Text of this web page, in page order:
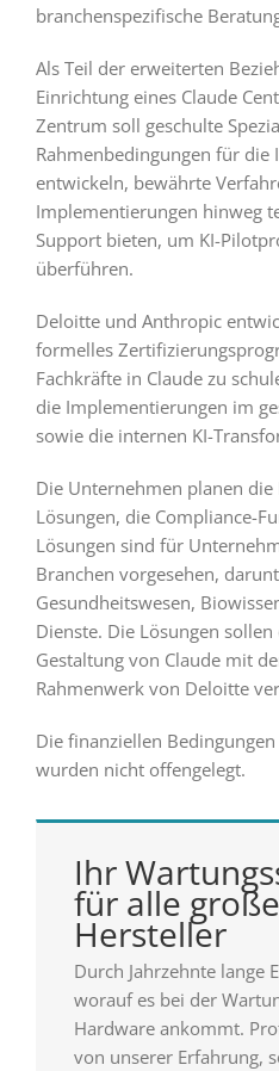
branchenspezifische
Als Teil der erweiterten
Einrichtung eines Claude
Zentrum soll geschulte
Rahmenbedingungen für
entwickeln, bewährte
Implementierungen hinweg
Support bieten, um KI-
überführen.
Deloitte und Anthropic
formelles
Fachkräfte in Claude zu
die Implementierungen im
sowie die internen KI-
Die Unternehmen planen
Lösungen, die Compliance-
Lösungen sind für
Branchen vorgesehen,
Gesundheitswesen,
Dienste. Die Lösungen
Gestaltung von Claude mit
Rahmenwerk von Deloitte
Die finanziellen
wurden nicht offengelegt.
Ihr
für alle
Hersteller
Durch Jahrzehnte lange
worauf es bei der
Hardware ankommt.
von unserer Erfahrung,